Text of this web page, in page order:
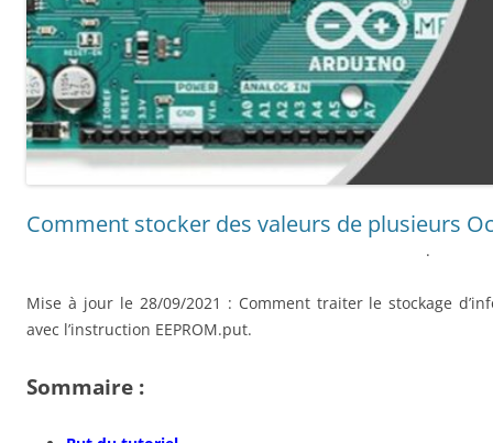
Comment stocker des valeurs de plusieurs
.
Mise à jour le 28/09/2021 : Comment traiter le stockage
avec l’instruction EEPROM.put.
Sommaire :